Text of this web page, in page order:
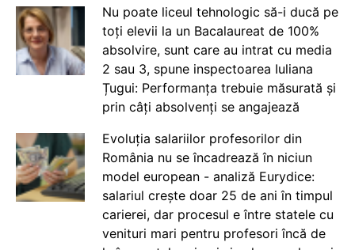
Nu poate liceul tehnologic să-i ducă pe
toți elevii la un Bacalaureat de 100%
absolvire, sunt care au intrat cu media
2 sau 3, spune inspectoarea Iuliana
Țugui: Performanța trebuie măsurată și
prin câți absolvenți se angajează
Evoluția salariilor profesorilor din
România nu se încadrează în niciun
model european - analiză Eurydice:
salariul crește doar 25 de ani în timpul
carierei, dar procesul e între statele cu
venituri mari pentru profesori încă de